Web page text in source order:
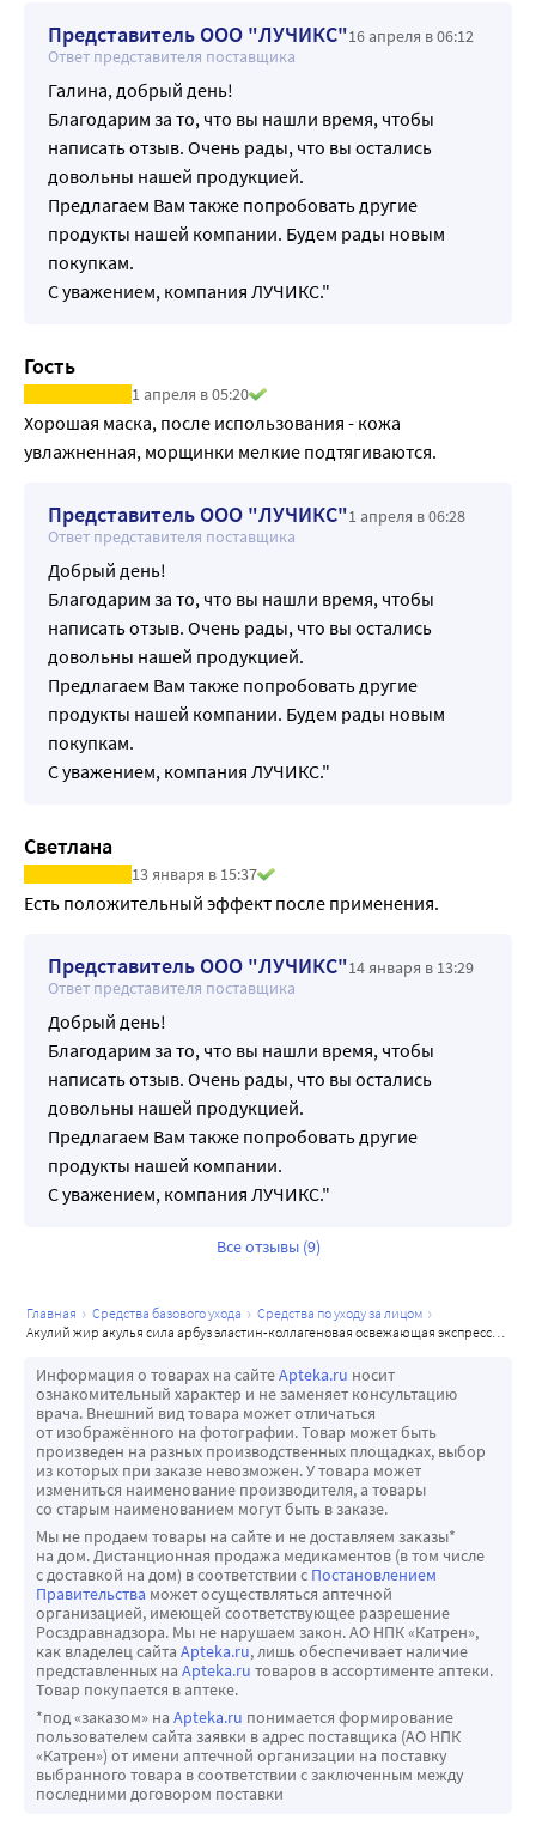
Представитель ООО "ЛУЧИКС"16 апреля в 06:12
Ответ представителя поставщика
Галина, добрый день!
Благодарим за то, что вы нашли время, чтобы
написать отзыв. Очень рады, что вы остались
довольны нашей продукцией.
Предлагаем Вам также попробовать другие
продукты нашей компании. Будем рады новым
покупкам.
С уважением, компания ЛУЧИКС."
Гость
1 апреля в 05:20
Хорошая маска, после использования - кожа
увлажненная, морщинки мелкие подтягиваются.
Представитель ООО "ЛУЧИКС"1 апреля в 06:28
Ответ представителя поставщика
Добрый день!
Благодарим за то, что вы нашли время, чтобы
написать отзыв. Очень рады, что вы остались
довольны нашей продукцией.
Предлагаем Вам также попробовать другие
продукты нашей компании. Будем рады новым
покупкам.
С уважением, компания ЛУЧИКС."
Светлана
13 января в 15:37
Есть положительный эффект после применения.
Представитель ООО "ЛУЧИКС"14 января в 13:29
Ответ представителя поставщика
Добрый день!
Благодарим за то, что вы нашли время, чтобы
написать отзыв. Очень рады, что вы остались
довольны нашей продукцией.
Предлагаем Вам также попробовать другие
продукты нашей компании.
С уважением, компания ЛУЧИКС."
Все отзывы (9)
главная средства базового ухода
средства по уходу за лицом
акулий жир акулья сила арбуз эластин-коллагеновая освежающая экспресс-маска на выход саше 10 мл
Информация о товарах на сайтеApteka.ru носит
ознакомительный характер и не заменяет консультацию
врача. Внешний вид товара может отличаться
от изображённого на фотографии. Товар может быть
произведен на разных производственных площадках, выбор
из которых при заказе невозможен. У товара может
измениться наименование производителя, а товары
со старым наименованием могут быть в заказе.
Мы не продаем товары на сайте и не доставляем заказы*
на дом. Дистанционная продажа медикаментов (в том числе
с доставкой на дом) в соответствии с Постановлением
Правительства может осуществляться аптечной
организацией, имеющей соответствующее разрешение
Росздравнадзора. Мы не нарушаем закон. АО НПК «Катрен»,
как владелец сайта Apteka.ru, лишь обеспечивает наличие
представленных на Apteka.ru товаров в ассортименте аптеки.
Товар покупается в аптеке.
*под «заказом» на Apteka.ru понимается формирование
пользователем сайта заявки в адрес поставщика (АО НПК
«Катрен») от имени аптечной организации на поставку
выбранного товара в соответствии с заключенным между
последними договором поставки